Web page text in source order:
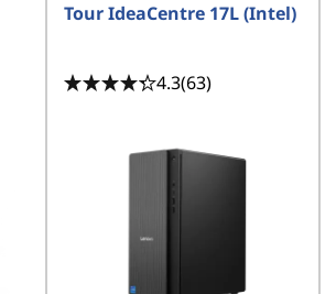
Tour IdeaCentre 17L (Intel)
4.3(63)